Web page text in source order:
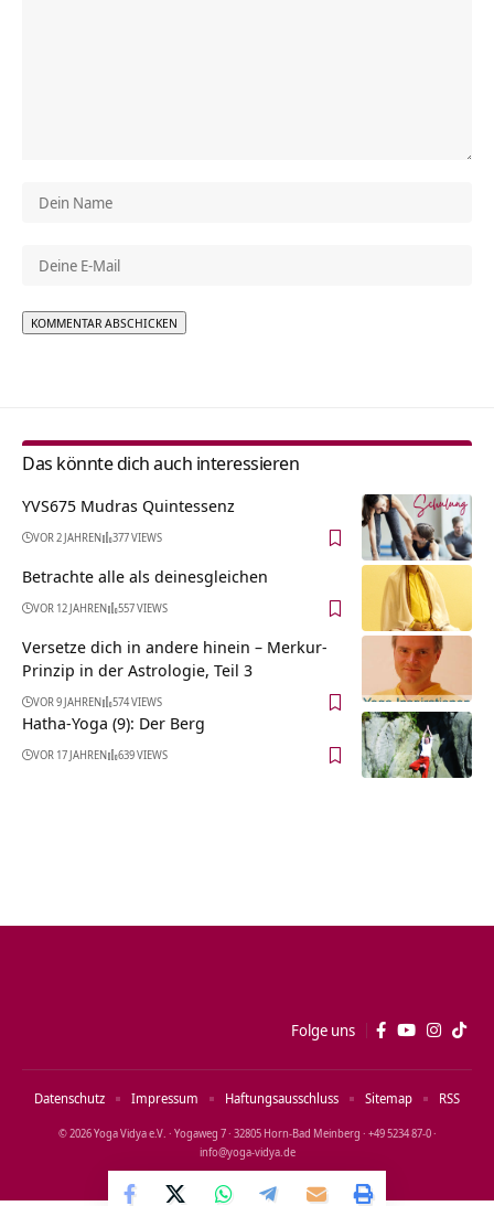
Das könnte dich auch interessieren
YVS675 Mudras Quintessenz
VOR 2 JAHREN 377 VIEWS
Betrachte alle als deinesgleichen
VOR 12 JAHREN 557 VIEWS
Versetze dich in andere hinein – Merkur-
Prinzip in der Astrologie, Teil 3
VOR 9 JAHREN 574 VIEWS
Hatha-Yoga (9): Der Berg
VOR 17 JAHREN 639 VIEWS
Folge uns
© 2026 Yoga Vidya e.V. · Yogaweg 7 · 32805 Horn‑Bad Meinberg · +49 5234 87‑0 ·
info@yoga‑vidya.de
Datenschutz Impressum Haftungsausschluss Sitemap RSS